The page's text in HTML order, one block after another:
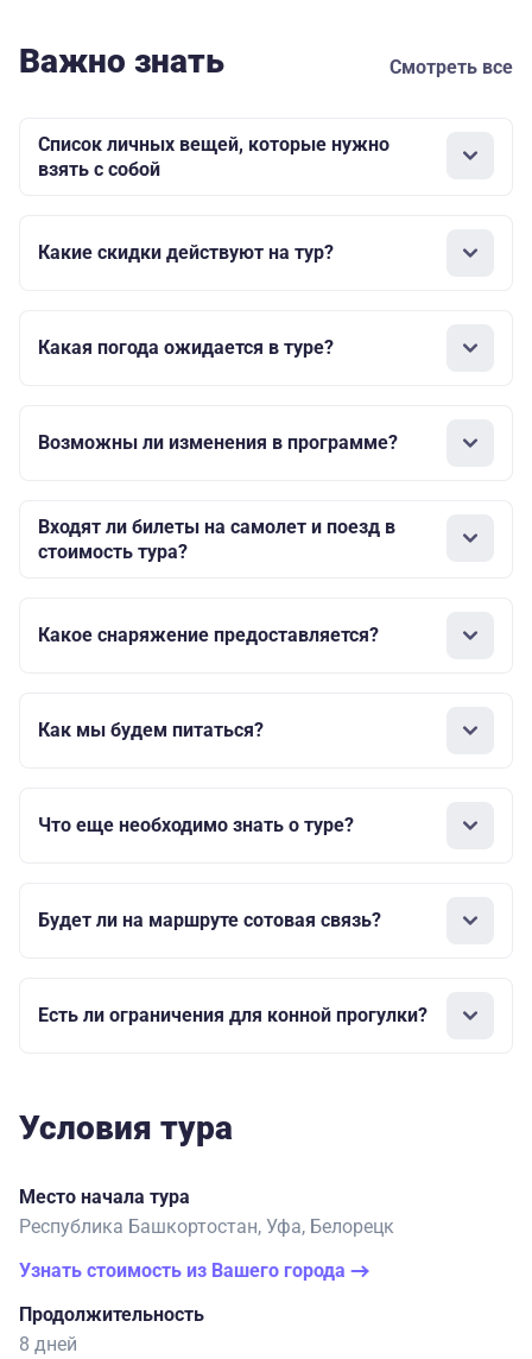
Важно знать Смотреть все
Список личных вещей, которые нужно
взять с собой
Какие скидки действуют на тур?
Какая погода ожидается в туре?
Возможны ли изменения в программе?
Входят ли билеты на самолет и поезд в
стоимость тура?
Какое снаряжение предоставляется?
Как мы будем питаться?
Что еще необходимо знать о туре?
Будет ли на маршруте сотовая связь?
Есть ли ограничения для конной прогулки?
Условия тура
Место начала тура
Республика Башкортостан, Уфа, Белорецк
Узнать стоимость из Вашего города
Продолжительность
8 дней